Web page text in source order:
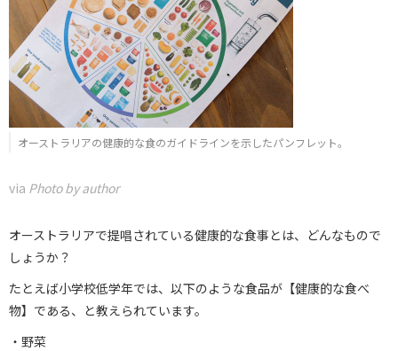
オーストラリアの健康的な食のガイドラインを示したパンフレット。
via Photo by author
オーストラリアで提唱されている健康的な食事とは、どんなもので
しょうか？
たとえば小学校低学年では、以下のような食品が【健康的な食べ
物】である、と教えられています。
・野菜